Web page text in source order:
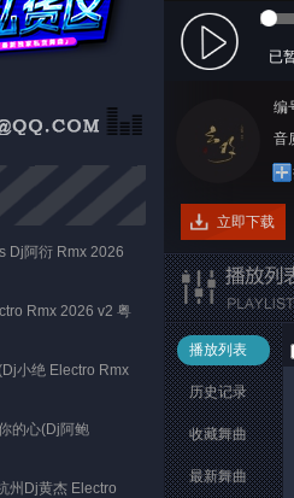
Dj阿衍 Rmx 2026
Rmx 2026 v2 粤
小绝 Electro Rmx
的心(Dj阿鲍
州Dj黄杰 Electro
已
编
音
立即下载
播放列表
历史记录
收藏舞曲
最新舞曲